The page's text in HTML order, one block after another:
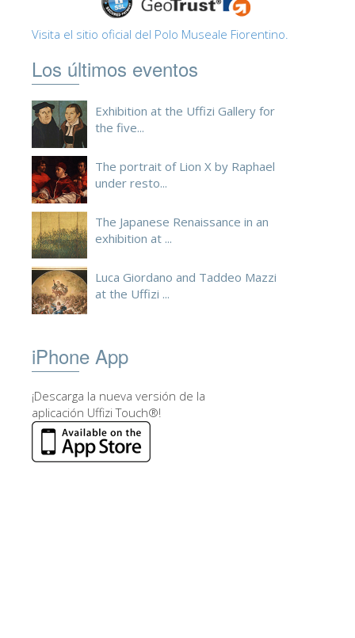
Visita el sitio oficial del Polo Museale Fiorentino.
Los últimos eventos
Exhibition at the Uffizi Gallery for
the five...
The portrait of Lion X by Raphael
under resto...
The Japanese Renaissance in an
exhibition at ...
Luca Giordano and Taddeo Mazzi
at the Uffizi ...
iPhone App
¡Descarga la nueva versión de la
aplicación Uffizi Touch®!